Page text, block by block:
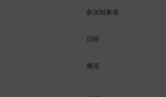
参加対象者
日時
費用